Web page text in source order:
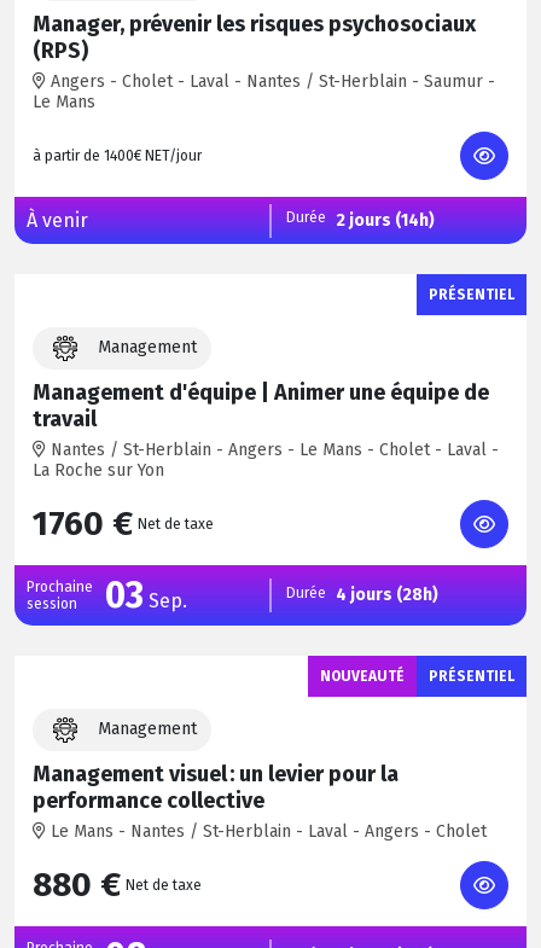
À venir Durée 2 jours (14h)
Manager, prévenir les risques psychosociaux
(RPS)
Angers - Cholet - Laval - Nantes / St-Herblain - Saumur -
Le Mans
à partir de 1400€ NET/jour
Prochaine
session
03 Sep. Durée 4 jours (28h)
PRÉSENTIEL
Management
Management d'équipe | Animer une équipe de
travail
Nantes / St-Herblain - Angers - Le Mans - Cholet - Laval -
La Roche sur Yon
1760 € Net de taxe
NOUVEAUTÉ PRÉSENTIEL
Management
Management visuel : un levier pour la
performance collective
Le Mans - Nantes / St-Herblain - Laval - Angers - Cholet
880 € Net de taxe